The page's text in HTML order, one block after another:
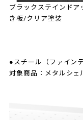
ブラックステインドア
き板/クリア塗装
●スチール（ファイン
対象商品：メタルシェ